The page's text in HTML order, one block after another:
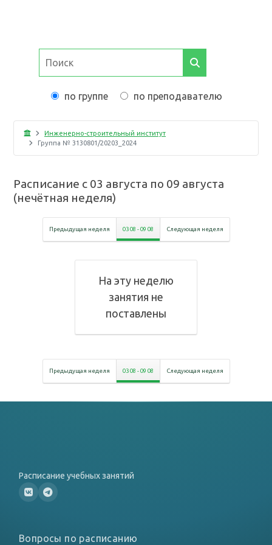
по группе по преподавателю
Инженерно-строительный институт
Группа № 3130801/20203_2024
Расписание с 03 августа по 09 августа
(нечётная неделя)
Предыдущая неделя 03 08 -09 08 Следующая неделя
На эту неделю
занятия не
поставлены
Предыдущая неделя 03 08 -09 08 Следующая неделя
Расписание учебных занятий
Вопросы по расписанию